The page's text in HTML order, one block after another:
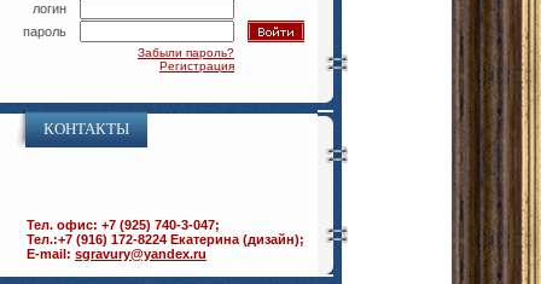
логин
пароль
Забыли пароль?
Регистрация
КОНТАКТЫ
Тел. офис: +7 (925) 740-3-047;
Тел.:+7 (916) 172-8224 Екатерина (дизайн);
E-mail: sgravury@yandex.ru